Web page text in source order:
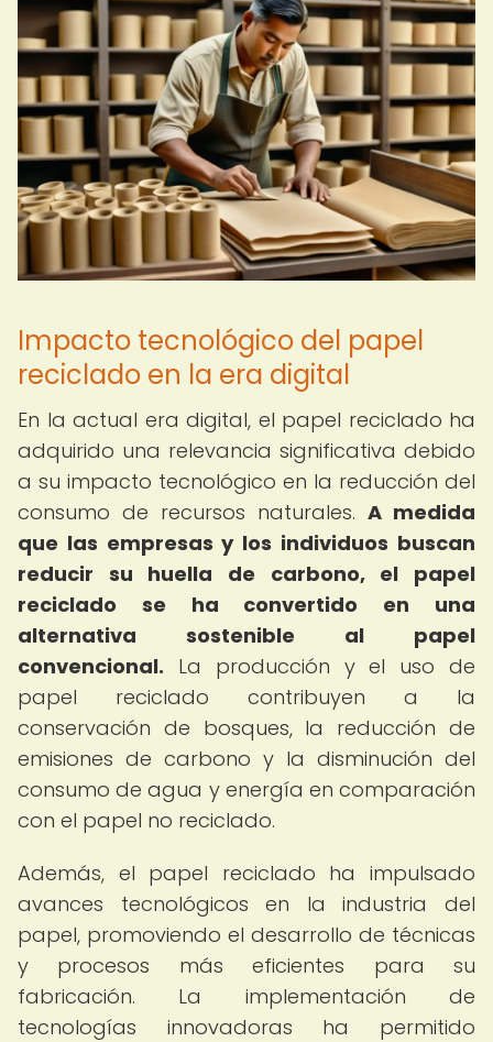
Impacto tecnológico del papel
reciclado en la era digital
En la actual era digital, el papel reciclado ha
adquirido una relevancia significativa debido
a su impacto tecnológico en la reducción del
consumo de recursos naturales. A medida
que las empresas y los individuos buscan
reducir su huella de carbono, el papel
reciclado se ha convertido en una
alternativa sostenible al papel
convencional. La producción y el uso de
papel reciclado contribuyen a la
conservación de bosques, la reducción de
emisiones de carbono y la disminución del
consumo de agua y energía en comparación
con el papel no reciclado.
Además, el papel reciclado ha impulsado
avances tecnológicos en la industria del
papel, promoviendo el desarrollo de técnicas
y procesos más eficientes para su
fabricación. La implementación de
tecnologías innovadoras ha permitido